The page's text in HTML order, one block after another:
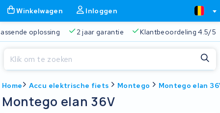
Winkelwagen Inloggen
oplossing 2 jaar garantie Klantbeoordeling 4.5/5
Home Accu elektrische fiets Montego Montego elan
Montego elan 36V
Sluiten
Begin te typen in de zoekbalk om te zoeken